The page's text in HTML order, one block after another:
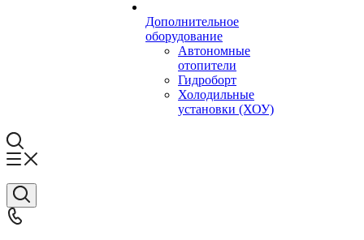
Дополнительное
оборудование
Автономные
отопители
Гидроборт
Холодильные
установки (ХОУ)